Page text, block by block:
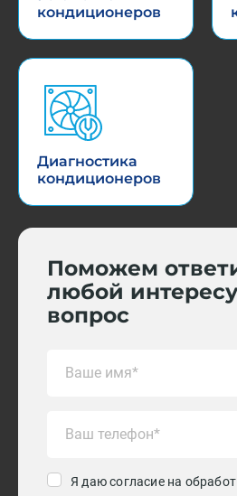
кондиционеров
Диагностика
кондиционеров
Поможем
любой
вопрос
Я даю согласие на